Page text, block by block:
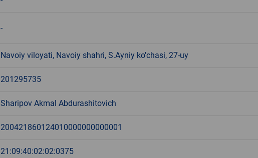
-
Navoiy viloyati, Navoiy shahri, S.Ayniy ko'chasi, 27-uy
201295735
Sharipov Akmal Abdurashitovich
200421860124010000000000001
21:09:40:02:02:0375